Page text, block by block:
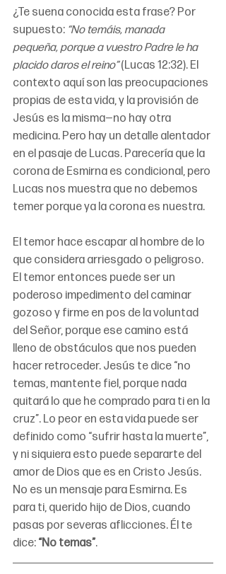
¿Te suena conocida esta frase? Por
supuesto: “No temáis, manada
pequeña, porque a vuestro Padre le ha
placido daros el reino” (Lucas 12:32). El
contexto aquí son las preocupaciones
propias de esta vida, y la provisión de
Jesús es la misma—no hay otra
medicina. Pero hay un detalle alentador
en el pasaje de Lucas. Parecería que la
corona de Esmirna es condicional, pero
Lucas nos muestra que no debemos
temer porque ya la corona es nuestra.
El temor hace escapar al hombre de lo
que considera arriesgado o peligroso.
El temor entonces puede ser un
poderoso impedimento del caminar
gozoso y firme en pos de la voluntad
del Señor, porque ese camino está
lleno de obstáculos que nos pueden
hacer retroceder. Jesús te dice “no
temas, mantente fiel, porque nada
quitará lo que he comprado para ti en la
cruz”. Lo peor en esta vida puede ser
definido como “sufrir hasta la muerte”,
y ni siquiera esto puede separarte del
amor de Dios que es en Cristo Jesús.
No es un mensaje para Esmirna. Es
para ti, querido hijo de Dios, cuando
pasas por severas aflicciones. Él te
dice: “No temas”.